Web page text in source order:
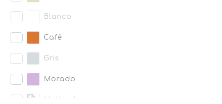
Blanco
Café
Gris
Morado
Multicolor